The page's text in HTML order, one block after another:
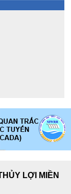
LỢI MIỀN